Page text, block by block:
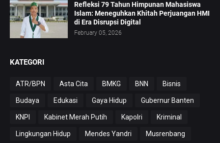
Refleksi 79 Tahun Himpunan Mahasiswa
Islam: Meneguhkan Khitah Perjuangan HMI
di Era Disrupsi Digital
February 05, 2026
KATEGORI
ATR/BPN Asta Cita BMKG BNN Bisnis
Budaya Edukasi Gaya Hidup Gubernur Banten
KNPI Kabinet Merah Putih Kapolri Kriminal
Lingkungan Hidup Mendes Yandri Musrenbang